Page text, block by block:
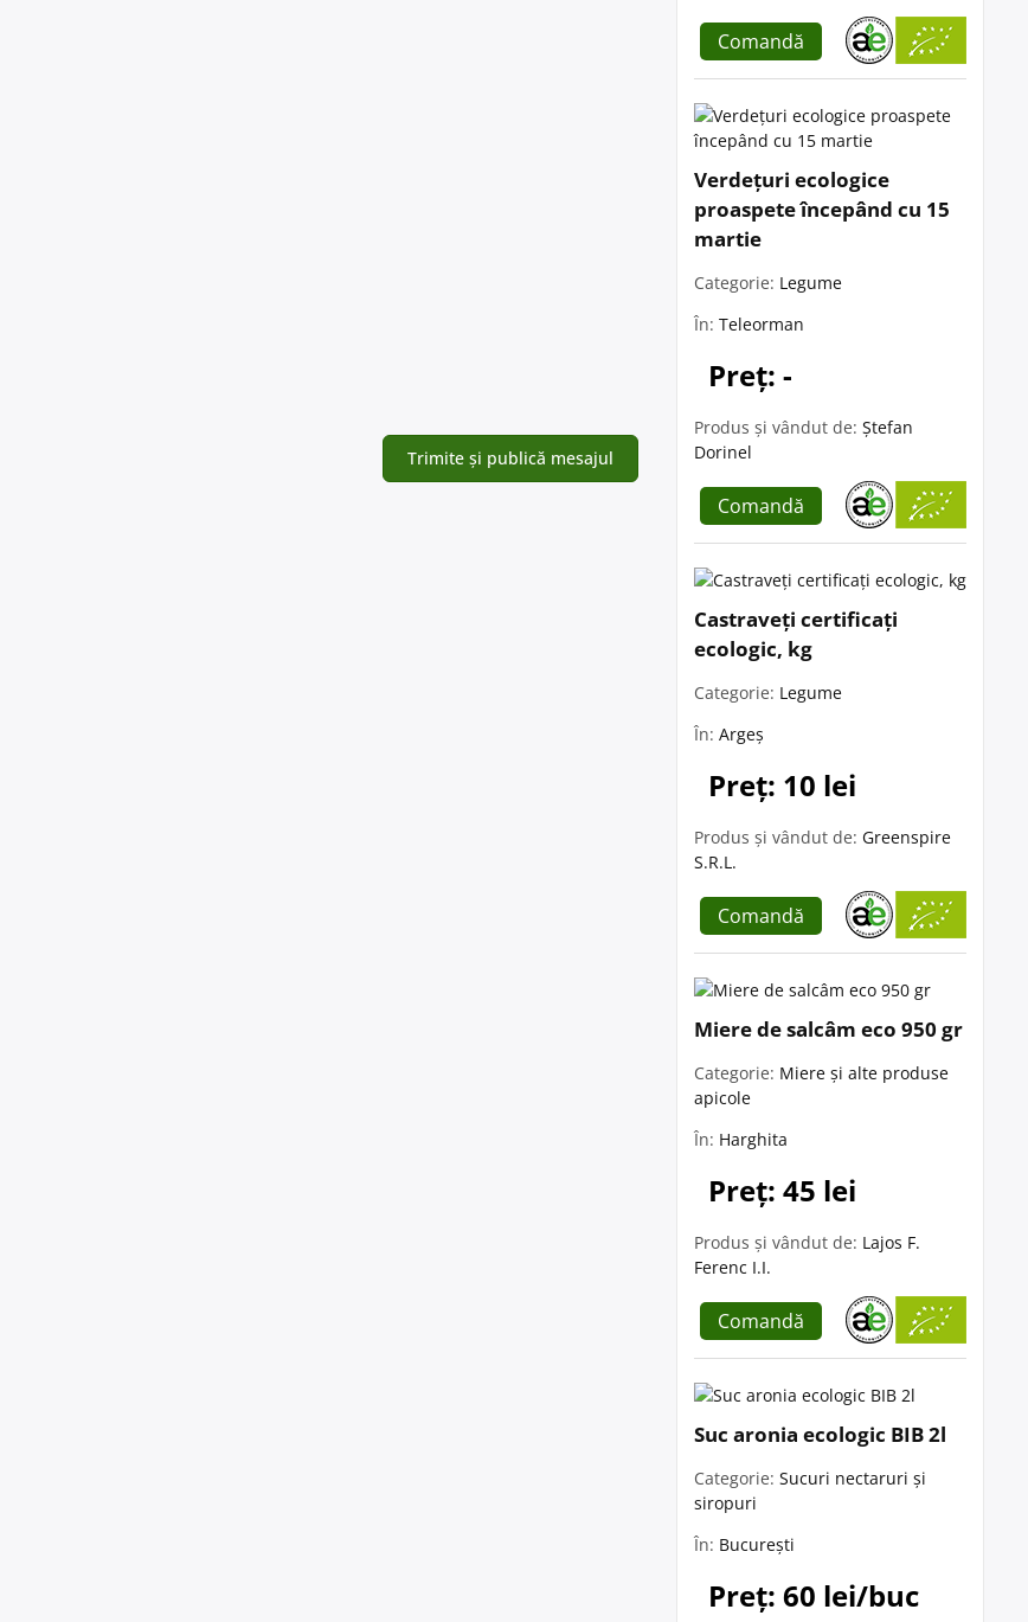
Comandă
Verdețuri ecologice
proaspete începând cu 15
martie
Categorie: Legume
În: Teleorman
Preț: -
Produs și vândut de: Ștefan
Dorinel
Comandă
Castraveți certificați
ecologic, kg
Categorie: Legume
În: Argeș
Preț: 10 lei
Produs și vândut de: Greenspire
S.R.L.
Comandă
Miere de salcâm eco 950 gr
Categorie: Miere și alte produse
apicole
În: Harghita
Preț: 45 lei
Produs și vândut de: Lajos F.
Ferenc I.I.
Comandă
Suc aronia ecologic BIB 2l
Categorie: Sucuri nectaruri și
siropuri
În: București
Preț: 60 lei/buc